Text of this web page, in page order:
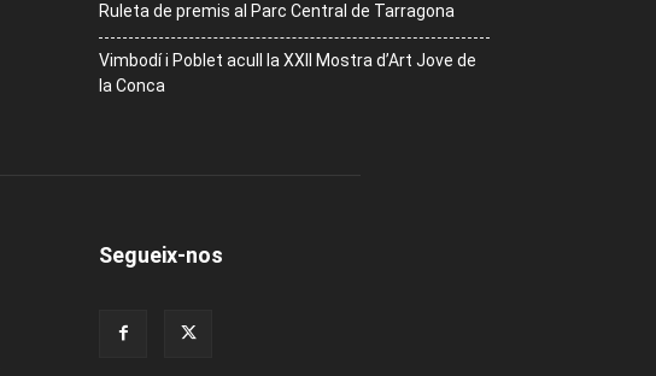
Ruleta de premis al Parc Central de Tarragona
Vimbodí i Poblet acull la XXII Mostra d’Art Jove de
la Conca
Segueix-nos